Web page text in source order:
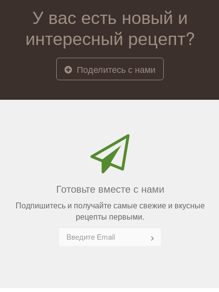
У вас есть новый и
интересный рецепт?
Поделитесь с нами
Готовьте вместе с нами
Подпишитесь и получайте самые свежие и вкусные
рецепты первыми.